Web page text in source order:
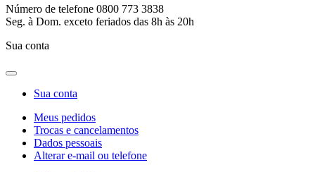
Número de telefone 0800 773 3838
Seg. à Dom. exceto feriados das 8h às 20h
Sua conta
Sua conta
Meus pedidos
Trocas e cancelamentos
Dados pessoais
Alterar e-mail ou telefone